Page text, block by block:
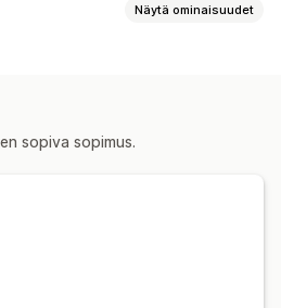
Näytä ominaisuudet
sopiva sopimus.